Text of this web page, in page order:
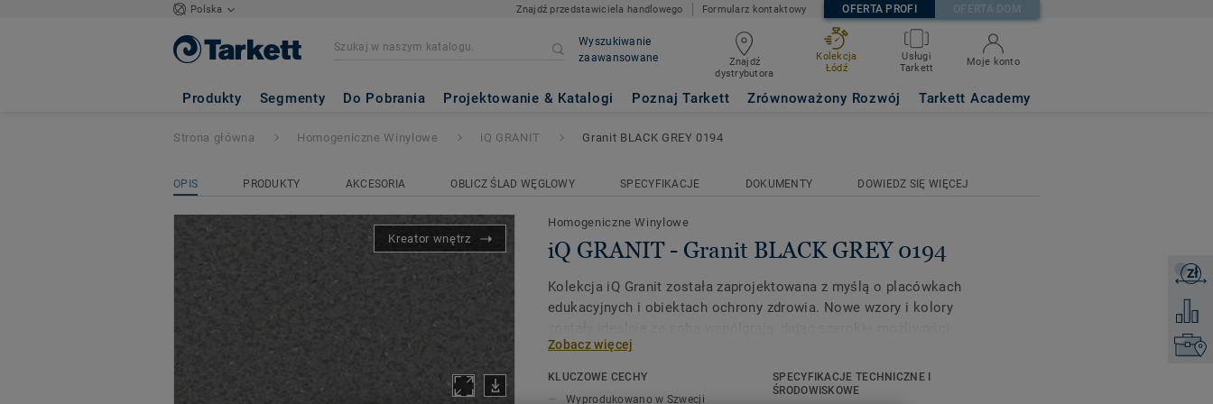
Polska Znajdź przedstawiciela handlowego Formularz kontaktowy OFERTA PROFI OFERTA DOM
Wyszukiwanie
zaawansowane
Znajdź
dystrybutora
Kolekcja
Łódź
Usługi
Tarkett
Moje konto
Produkty Segmenty Do Pobrania Projektowanie & Katalogi Poznaj Tarkett Zrównoważony Rozwój Tarkett Academy
iQ GRANIT - Granit BLACK GREY 0194
zł
Dodaj
Strona główna Homogeniczne Winylowe iQ GRANIT Granit BLACK GREY 0194
OPIS PRODUKTY AKCESORIA OBLICZ ŚLAD WĘGLOWY SPECYFIKACJE DOKUMENTY DOWIEDZ SIĘ WIĘCEJ
Kreator wnętrz
Homogeniczne Winylowe
iQ GRANIT - Granit BLACK GREY 0194
Kolekcja iQ Granit została zaprojektowana z myślą o placówkach
edukacyjnych i obiektach ochrony zdrowia. Nowe wzory i kolory
projektowania. iQ Granit oferuje wyjątkową trwałość oraz
doskonałą odporność na ścieranie, plamy i zużycie we
wszystkich miejscach o dużym natężeniu ruchu. Nie wymaga
Zobacz więcej
KLUCZOWE CECHY
Wyprodukowano w Szwecji
SPECYFIKACJE TECHNICZNE I
ŚRODOWISKOWE